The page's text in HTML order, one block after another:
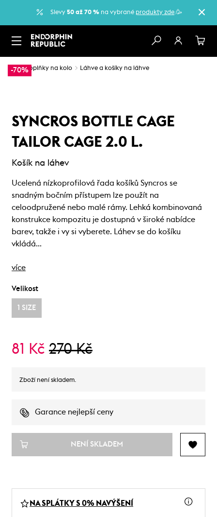
Slevy 50 až 70 % na vybrané produkty zde.🥳
-70%
… Doplňky na kolo Láhve a košíky na láhve
SYNCROS BOTTLE CAGE
TAILOR CAGE 2.0 L.
Košík na láhev
Ucelená nízkoprofilová řada košíků Syncros se
snadným bočním přístupem lze použít na
celoodpružené nebo malé rámy. Lehká kombinovaná
konstrukce kompozitu je dostupná v široké nabídce
barev, takže i vy si vyberete. Láhev se do košíku
vkládá…
více
Velikost
1 SIZE
81 Kč 270 Kč
Zboží není skladem.
Garance nejlepší ceny
NENÍ SKLADEM
NA SPLÁTKY S 0% NAVÝŠENÍ